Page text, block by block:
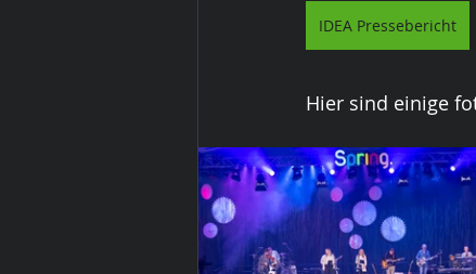
IDEA Pressebericht
Hier sind einige